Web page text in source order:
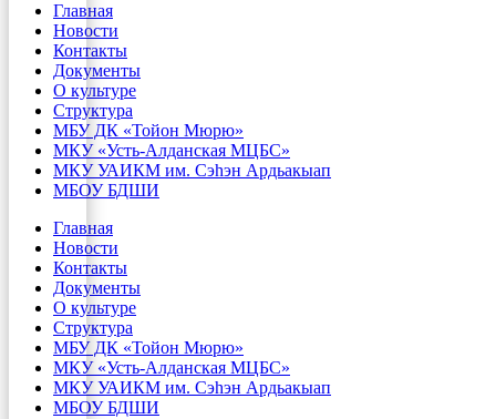
Главная
Новости
Контакты
Документы
О культуре
Структура
МБУ ДК «Тойон Мюрю»
МКУ «Усть-Алданская МЦБС»
МКУ УАИКМ им. Сэһэн Ардьакыап
МБОУ БДШИ
Главная
Новости
Контакты
Документы
О культуре
Структура
МБУ ДК «Тойон Мюрю»
МКУ «Усть-Алданская МЦБС»
МКУ УАИКМ им. Сэһэн Ардьакыап
МБОУ БДШИ